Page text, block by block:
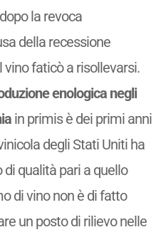
la revoca
della recessione
vino faticò a risollevarsi.
enologica negli
in primis è dei primi anni
degli Stati Uniti ha
qualità pari a quello
di vino non è di fatto
un posto di rilievo nelle